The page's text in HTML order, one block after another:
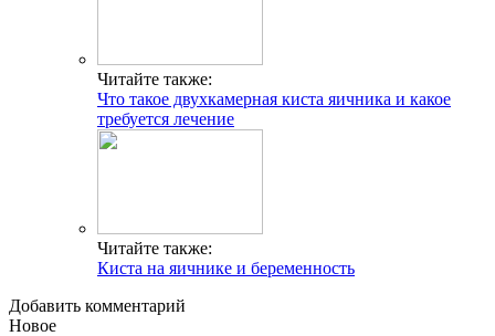
Читайте также:
Что такое двухкамерная киста яичника и какое
требуется лечение
Читайте также:
Киста на яичнике и беременность
Добавить комментарий
Новое